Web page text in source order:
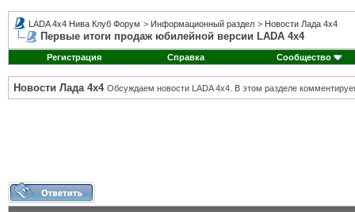
LADA 4x4 Нива Клуб Форум > Информационный раздел > Новости Лада 4х4
Первые итоги продаж юбилейной версии LADA 4х4
Регистрация Справка Сообщество
Новости Лада 4х4 Обсуждаем новости LADA 4x4. В этом разделе